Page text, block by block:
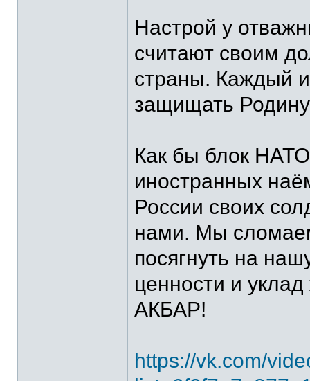
Настрой у
считают своим
страны. Каждый
защищать Родину
Как бы блок
иностранных
России своих
нами. Мы
посягнуть на
ценности и
АКБАР!
https://vk.com/